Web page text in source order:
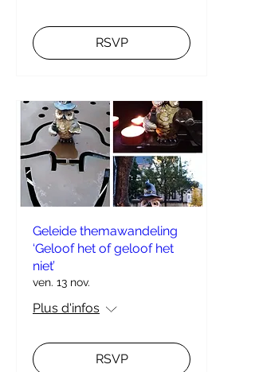
RSVP
Geleide themawandeling
‘Geloof het of geloof het
niet’
ven. 13 nov.
Plus d'infos
RSVP